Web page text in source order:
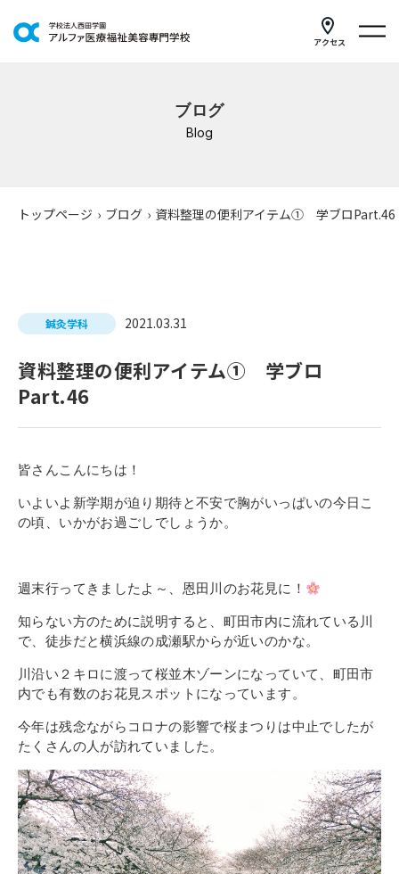
アクセス
研修・講座
公共職業訓練
よくあるご質問
在校生の皆さまへ
新着情報
ブログ
コラム
お問い合わせ
インターネット出願
教職員採用情報
その他
個人情報の取り扱いについて
ブログ
Blog
トップページ › ブログ › 資料整理の便利アイテム① 学ブロPart.46
鍼灸学科 2021.03.31
資料整理の便利アイテム① 学ブロ
Part.46
皆さんこんにちは！
いよいよ新学期が迫り期待と不安で胸がいっぱいの今日こ
の頃、いかがお過ごしでしょうか。
週末行ってきましたよ～、恩田川のお花見に！
知らない方のために説明すると、町田市内に流れている川
で、徒歩だと横浜線の成瀬駅からが近いのかな。
川沿い２キロに渡って桜並木ゾーンになっていて、町田市
内でも有数のお花見スポットになっています。
今年は残念ながらコロナの影響で桜まつりは中止でしたが
たくさんの人が訪れていました。